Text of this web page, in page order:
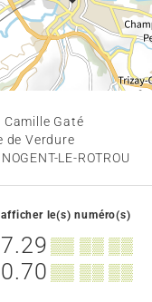
Camille Gaté
de Verdure
NOGENT-LE-ROTROU
le(s) numéro(s)
▒▒ ▒▒ ▒▒
▒▒ ▒▒ ▒▒